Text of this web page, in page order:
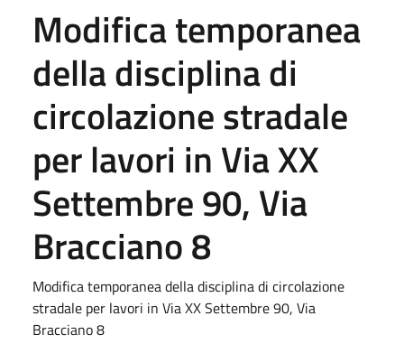
Modifica temporanea
della disciplina di
circolazione stradale
per lavori in Via XX
Settembre 90, Via
Bracciano 8
Modifica temporanea della disciplina di circolazione
stradale per lavori in Via XX Settembre 90, Via
Bracciano 8